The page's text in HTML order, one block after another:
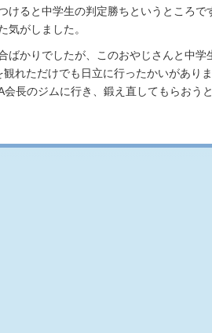
けると中学生の判定勝ちというところで
気がしました。
ばかりでしたが、このおやじさんと中学
れただけでも日立に行ったかいがあり
長のジムに行き、鍛え直してもらおうと